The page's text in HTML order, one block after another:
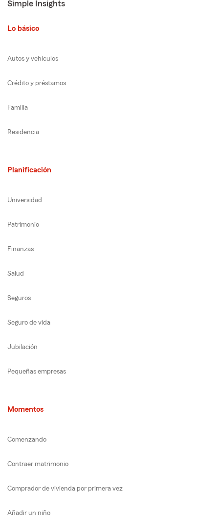
Simple Insights
Lo básico
Autos y vehículos
Crédito y préstamos
Familia
Residencia
Planificación
Universidad
Patrimonio
Finanzas
Salud
Seguros
Seguro de vida
Jubilación
Pequeñas empresas
Momentos
Comenzando
Contraer matrimonio
Comprador de vivienda por primera vez
Añadir un niño